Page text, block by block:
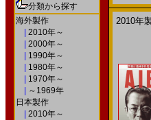
分類から探す
海外製作
2010年～
2000年～
1990年～
1980年～
1970年～
～1969年
日本製作
2010年～
2010年